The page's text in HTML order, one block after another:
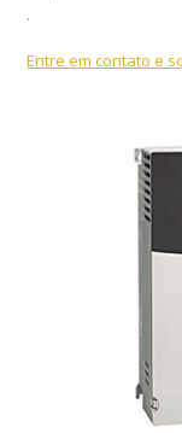
.
Entre em contato e